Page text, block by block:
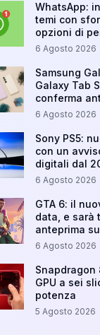
WhatsApp:
temi con
opzioni di
6 Agosto 2026
Samsung
Galaxy Tab
conferma
6 Agosto 2026
Sony PS5:
con un
digitali dal
6 Agosto 2026
GTA 6: il
data, e sarà
anteprima
6 Agosto 2026
Snapdragon
GPU a sei
potenza
5 Agosto 2026